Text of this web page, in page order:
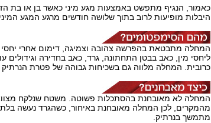
כאמור, הנגיף מתפשט באמצעות מגע מיני כאשר בן או בת
היבלות מופיעות לרוב בתוך שלושה חודשים מרגע המגע
המחלה מתבטאת בהפרשה צהובה וצמיגה, דימום אחרי יחסי
ליחסי מין, כאב בבטן התחתונה, גרד, כאב בחדירה וגידולים
כרובית. המחלה מלווה גם בשכיחות גבוהה של פטרת הנרתיק
מהמקרים, לכן המחלה מאובחנת באיחור, כשהגרד נעשה בלתי
מתמשך בנרתיק.